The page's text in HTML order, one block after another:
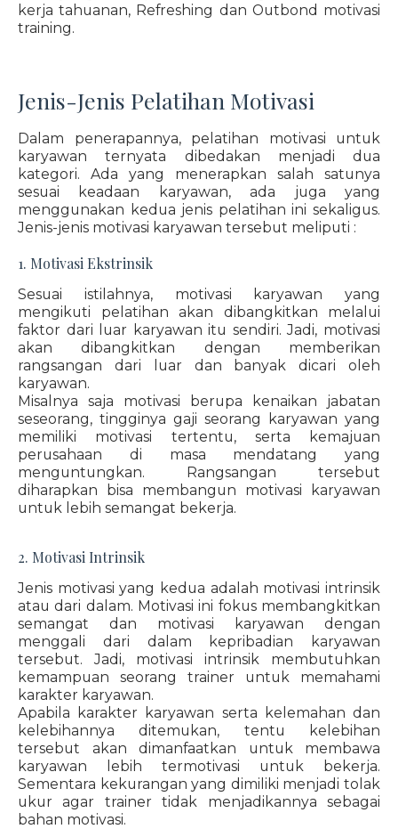
kerja tahuanan, Refreshing dan Outbond motivasi
training.
Jenis-Jenis Pelatihan Motivasi
Dalam penerapannya, pelatihan motivasi untuk
karyawan ternyata dibedakan menjadi dua
kategori. Ada yang menerapkan salah satunya
sesuai keadaan karyawan, ada juga yang
menggunakan kedua jenis pelatihan ini sekaligus.
Jenis-jenis motivasi karyawan tersebut meliputi :
1. Motivasi Ekstrinsik
Sesuai istilahnya, motivasi karyawan yang
mengikuti pelatihan akan dibangkitkan melalui
faktor dari luar karyawan itu sendiri. Jadi, motivasi
akan dibangkitkan dengan memberikan
rangsangan dari luar dan banyak dicari oleh
karyawan.
Misalnya saja motivasi berupa kenaikan jabatan
seseorang, tingginya gaji seorang karyawan yang
memiliki motivasi tertentu, serta kemajuan
perusahaan di masa mendatang yang
menguntungkan. Rangsangan tersebut
diharapkan bisa membangun motivasi karyawan
untuk lebih semangat bekerja.
2. Motivasi Intrinsik
Jenis motivasi yang kedua adalah motivasi intrinsik
atau dari dalam. Motivasi ini fokus membangkitkan
semangat dan motivasi karyawan dengan
menggali dari dalam kepribadian karyawan
tersebut. Jadi, motivasi intrinsik membutuhkan
kemampuan seorang trainer untuk memahami
karakter karyawan.
Apabila karakter karyawan serta kelemahan dan
kelebihannya ditemukan, tentu kelebihan
tersebut akan dimanfaatkan untuk membawa
karyawan lebih termotivasi untuk bekerja.
Sementara kekurangan yang dimiliki menjadi tolak
ukur agar trainer tidak menjadikannya sebagai
bahan motivasi.